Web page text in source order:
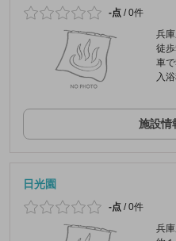
-点 /0件
兵
徒
車
入
施設情
日光園
-点 /0件
兵